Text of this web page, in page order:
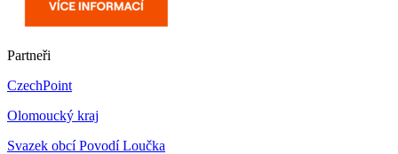
Partneři
CzechPoint
Olomoucký kraj
Svazek obcí Povodí Loučka